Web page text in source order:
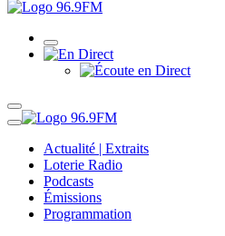
Actualité | Extraits
Loterie Radio
Podcasts
Émissions
Programmation